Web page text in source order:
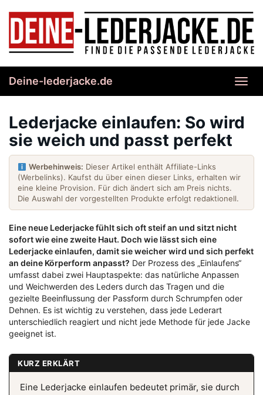
content
Deine-lederjacke.de
Lederjacke einlaufen: So wird
sie weich und passt perfekt
Werbehinweis: Dieser Artikel enthält Affiliate-Links
(Werbelinks). Kaufst du über einen dieser Links, erhalten wir
eine kleine Provision. Für dich ändert sich am Preis nichts.
Die Auswahl der vorgestellten Produkte erfolgt redaktionell.
Eine neue Lederjacke fühlt sich oft steif an und sitzt nicht
sofort wie eine zweite Haut. Doch wie lässt sich eine
Lederjacke einlaufen, damit sie weicher wird und sich perfekt
an deine Körperform anpasst? Der Prozess des „Einlaufens“
umfasst dabei zwei Hauptaspekte: das natürliche Anpassen
und Weichwerden des Leders durch das Tragen und die
gezielte Beeinflussung der Passform durch Schrumpfen oder
Dehnen. Es ist wichtig zu verstehen, dass jede Lederart
unterschiedlich reagiert und nicht jede Methode für jede Jacke
geeignet ist.
KURZ ERKLÄRT
Eine Lederjacke einlaufen bedeutet primär, sie durch